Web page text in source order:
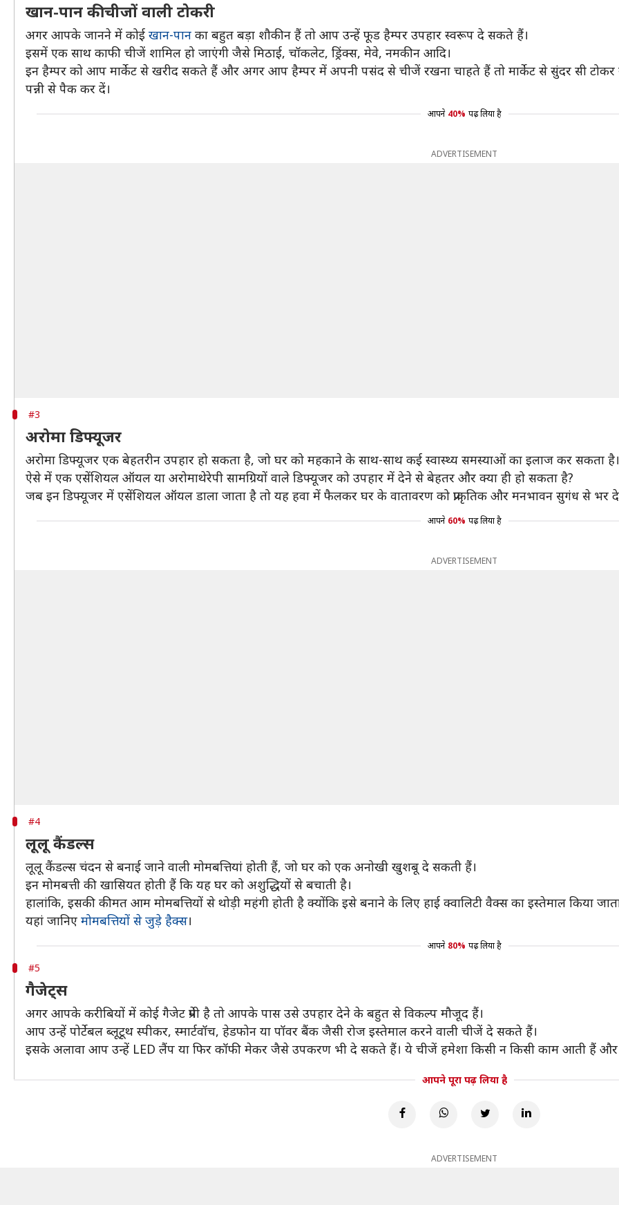
खान-पान की चीजों वाली टोकरी
अगर आपके जानने में कोई खान-पान का बहुत बड़ा शौकीन हैं तो आप उन्हें फूड हैम्पर उपहार स्वरूप दे सकते हैं।
इसमें एक साथ काफी चीजें शामिल हो जाएंगी जैसे मिठाई, चॉकलेट, ड्रिंक्स, मेवे, नमकीन आदि।
इन हैम्पर को आप मार्केट से खरीद सकते हैं और अगर आप हैम्पर में अपनी पसंद से चीजें रखना चाहते हैं तो मार्केट से सुंदर सी
पन्नी से पैक कर दें।
आपने 40% पढ़ लिया है
ADVERTISEMENT
#3
अरोमा डिफ्यूजर
अरोमा डिफ्यूजर एक बेहतरीन उपहार हो सकता है, जो घर को महकाने के साथ-साथ कई स्वास्थ्य समस्याओं का इलाज कर सकता है।
ऐसे में एक एसेंशियल ऑयल या अरोमाथेरेपी सामग्रियों वाले डिफ्यूजर को उपहार में देने से बेहतर और क्या ही हो सकता है?
जब इन डिफ्यूजर में एसेंशियल ऑयल डाला जाता है तो यह हवा में फैलकर घर के वातावरण को प्राकृतिक और मनभावन सुगंध से भर
आपने 60% पढ़ लिया है
ADVERTISEMENT
#4
लूलू कैंडल्स
लूलू कैंडल्स चंदन से बनाई जाने वाली मोमबत्तियां होती हैं, जो घर को एक अनोखी खुशबू दे सकती हैं।
इन मोमबत्ती की खासियत होती हैं कि यह घर को अशुद्धियों से बचाती है।
हालांकि, इसकी कीमत आम मोमबत्तियों से थोड़ी महंगी होती है क्योंकि इसे बनाने के लिए हाई क्वालिटी वैक्स का इस्तेमाल किया
यहां जानिए मोमबत्तियों से जुड़े हैक्स।
आपने 80% पढ़ लिया है
#5
गैजेट्स
अगर आपके करीबियों में कोई गैजेट प्रेमी है तो आपके पास उसे उपहार देने के बहुत से विकल्प मौजूद हैं।
आप उन्हें पोर्टेबल ब्लूटूथ स्पीकर, स्मार्टवॉच, हेडफोन या पॉवर बैंक जैसी रोज इस्तेमाल करने वाली चीजें दे सकते हैं।
इसके अलावा आप उन्हें LED लैंप या फिर कॉफी मेकर जैसे उपकरण भी दे सकते हैं। ये चीजें हमेशा किसी न किसी काम आती हैं और
आपने पूरा पढ़ लिया है
ADVERTISEMENT